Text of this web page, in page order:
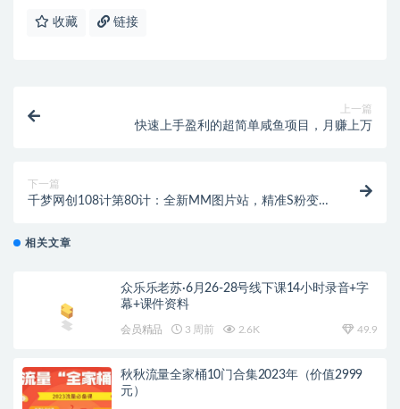
收藏 链接
上一篇
快速上手盈利的超简单咸鱼项目，月赚上万
下一篇
千梦网创108计第80计：全新MM图片站，精准S粉变现
相关文章
众乐乐老苏·6月26-28号线下课14小时录音+字
幕+课件资料
会员精品 3 周前 2.6K 49.9
秋秋流量全家桶10门合集2023年（价值2999
元）